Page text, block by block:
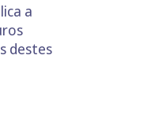
a
destes